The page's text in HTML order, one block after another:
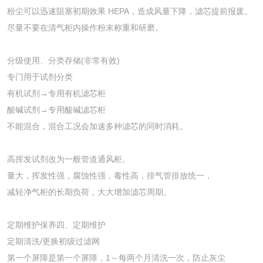
粉尘可以迅速阻塞初期效果 HEPA，造成风量下降，滤芯提前报废。
尽量不要在清气柜内操作粉末称重和研磨。
分级使用、分类存储(非常有效)
专门用于试剂分类
有机试剂→专用有机滤芯柜
酸碱试剂→专用酸碱滤芯柜
不能混合，混合工况会加速多种滤芯的同时消耗。
高挥发试剂改为一般管道通风柜。
量大，挥发性强，腐蚀性强，毒性高，排气管排放统一，
减轻净气柜的长期负荷，大大增加滤芯周期。
定期维护保养四、定期维护
定期清洗/更换初级过滤网
第一个屏障是第一个屏障，1～每两个月清洗一次，防止灰尘